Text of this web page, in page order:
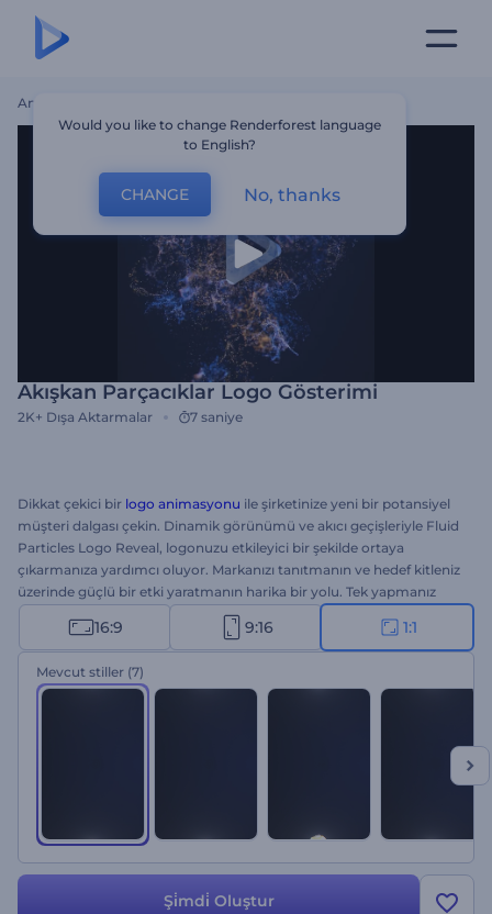
Ana Sayfa
Akışkan Parçacıklar Logo Gösterimi
2K+ Dışa Aktarmalar 7 saniye
Dikkat çekici bir logo animasyonu ile şirketinize yeni bir potansiyel
müşteri dalgası çekin. Dinamik görünümü ve akıcı geçişleriyle Fluid
Particles Logo Reveal, logonuzu etkileyici bir şekilde ortaya
çıkarmanıza yardımcı oluyor. Markanızı tanıtmanın ve hedef kitleniz
üzerinde güçlü bir etki yaratmanın harika bir yolu. Tek yapmanız
gereken logonuzu yüklemek, sloganınızı yazmak ve profesyonelce
canlandırılmış bir logo açılışı için birkaç dakika beklemek. Yeni
marka tanıtımları, şirket tanıtımları, TV reklamları, ürün sunumları
ve çok daha fazlası için mükemmel. Hemen deneyin!
16:9 9:16 1:1
Mevcut stiller (7)
Şi̇mdi̇ Oluştur
Would you like to change Renderforest language
to English?
CHANGE No, thanks